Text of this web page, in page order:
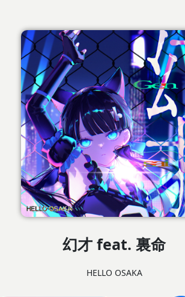
幻才 feat. 裏命
HELLO OSAKA